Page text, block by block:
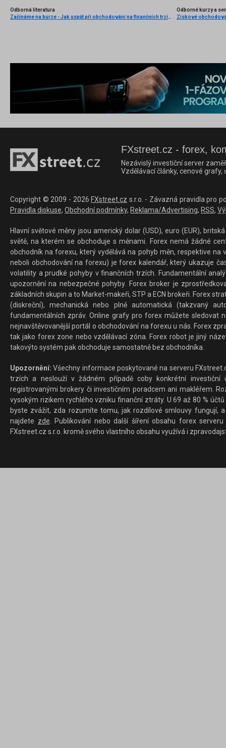
Odborná literatura
Začínáme na burze - Jak uspět při obchodování na finančních trzích (1. vydání)
Odborné kurzy a
FXstreet.cz - forex,
Nezávislý investiční server
Vzdělávací články, cenové
Copyright © 2009 - 2026 FXstreet.cz s.r.o. - Závazná pravidla pro
Pravidla diskuse, Obchodní podmínky, Reklama/Advertising, RSS,
Hlavní světové měny jsou americký dolar (USD), euro (EUR),
světě, na kterém se obchoduje s měnami. Forex nemá žádné
obchodník na forexu, který vydělává na pohyb měn, respektive
neboli obchodování na forexu) je forex kalendář, který ukazuje
volatility a prudké pohyby v finančních trzích. Fundamentální
upozornění na nebezpečné pohyby. Forex broker je
základních skupin a to Market-makeři, STP a ECN brokeři. Forex
(diskreční), mechanická nebo plně automatická (takzvaný
fundamentálních zpráv. Online grafy pro forex můžete sledovat
nejnavštěvovanější portál o obchodování na forexu u nás. Forex
tak jako forex zone nebo vzdělávací zóna. Forex robot je jiný
takovýto systém pak obchoduje samostatně bez obchodníka.
Upozornění: Všechny informace poskytované na serveru
trzích a neslouží v žádném případě coby konkrétní investiční
registrovanými brokery či investičním poradcem ani makléřem.
vysokým rizikem rychlého vzniku finanční ztráty. U 69 až 80 %
byste zvážit, zda rozumíte tomu, jak rozdílové smlouvy fungují,
najdete zde. Publikování nebo další šíření obsahu forex
FXstreet.cz s.r.o. kromě svého vlastního obsahu využívá i